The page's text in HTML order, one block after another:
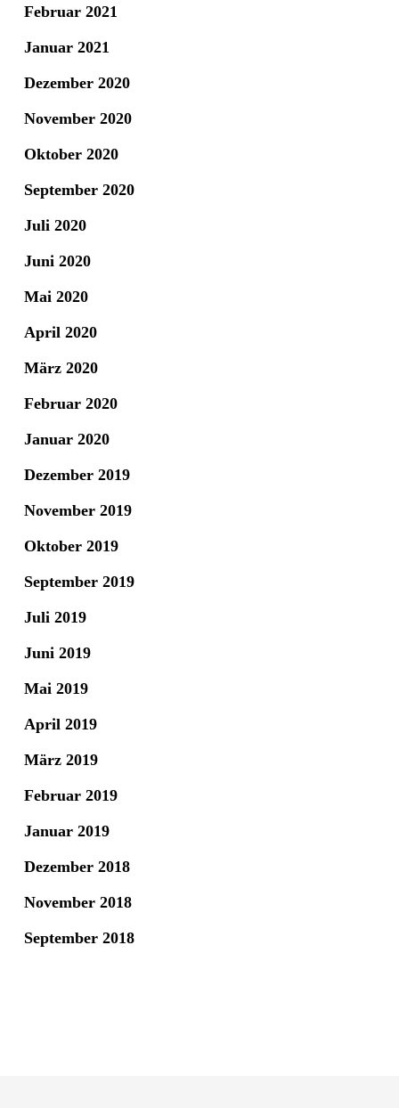
Februar 2021
Januar 2021
Dezember 2020
November 2020
Oktober 2020
September 2020
Juli 2020
Juni 2020
Mai 2020
April 2020
März 2020
Februar 2020
Januar 2020
Dezember 2019
November 2019
Oktober 2019
September 2019
Juli 2019
Juni 2019
Mai 2019
April 2019
März 2019
Februar 2019
Januar 2019
Dezember 2018
November 2018
September 2018